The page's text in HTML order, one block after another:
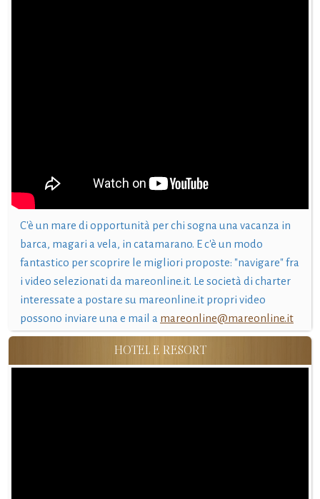
C'è un mare di opportunità per chi sogna una vacanza in
barca, magari a vela, in catamarano. E c'è un modo
fantastico per scoprire le migliori proposte: "navigare" fra
i video selezionati da mareonline.it. Le società di charter
interessate a postare su mareonline.it propri video
possono inviare una e mail a mareonline@mareonline.it
HOTEL E RESORT